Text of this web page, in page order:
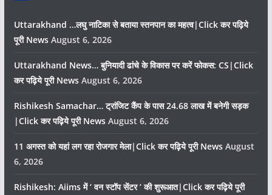
Uttarakhand …लघु नाटिका से बताया स्तनपान का महत्व|Click कर पढ़िये
पूरी News August 6, 2026
Uttarakhand News… बुनियादी ढांचे के विकास पर करें फोकस: CS|Click
कर पढ़िये पूरी News August 6, 2026
Rishikesh Samachar… ट्रांजिट कैंप के पास 24.68 लाख में बनेगी सड़क
|Click कर पढ़िये पूरी News August 6, 2026
11 अगस्त को यहां लग रहा रोजगार मेला|Click कर पढ़िये पूरी News August
6, 2026
Rishikesh: Aiims में ‘ वन स्टॉप सेंटर ’ की शुरूआत|Click कर पढ़िये पूरी